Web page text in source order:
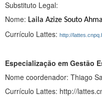
Substituto Legal:
Nome: Laila Azize Souto
Currículo Lattes: http://
Especialização em Gestão
Nome coordenador: Thiago
Currículo Lattes: http://